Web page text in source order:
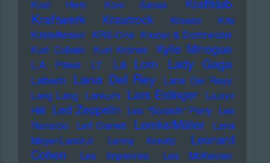
Kool Herc
Kool Savas Kraftklub
Kraftwerk Krautrock Kreator
Kris
Kristofferson KRS-One Kruder & Dorfmeister
Kurt Cobain
Kurt Krömer Kylie Minogue
L.A. Priest L7 La Lom Lady Gaga
Laibach Lana Del Rey
Lana Del Reyy
Lang Lang Lankum Lars Eidinger Lauryn
Hill Led Zeppelin Lee "Scratch" Perry Lee
Ranaldo
Leif Garrett Lemke/Müller
Lena
Meyer-Landrut
Lenny Kravitz
Leonard
Cohen
Les Impremes Les McKeown